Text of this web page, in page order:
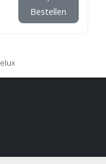
Bestellen